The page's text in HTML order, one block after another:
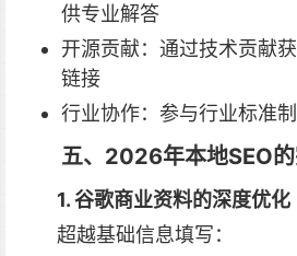
供专业解答
开源贡献：通过技术贡献
链接
行业协作：参与行业标准
五、2026年本地SEO
1. 谷歌商业资料的深度优化
超越基础信息填写：